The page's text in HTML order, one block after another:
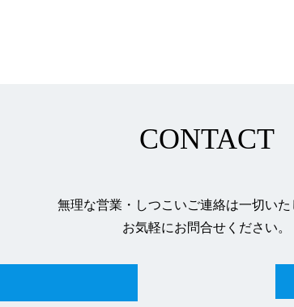
CONTACT
無理な営業・しつこいご連絡は一切いた
お気軽にお問合せください。